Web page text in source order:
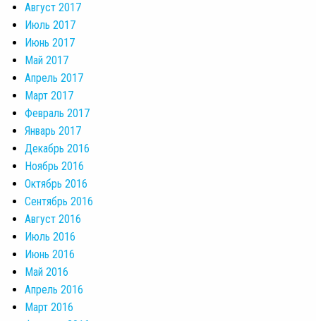
Август 2017
Июль 2017
Июнь 2017
Май 2017
Апрель 2017
Март 2017
Февраль 2017
Январь 2017
Декабрь 2016
Ноябрь 2016
Октябрь 2016
Сентябрь 2016
Август 2016
Июль 2016
Июнь 2016
Май 2016
Апрель 2016
Март 2016